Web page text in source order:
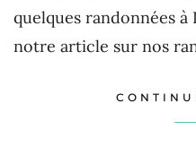
quelques randonnées à
notre article sur nos